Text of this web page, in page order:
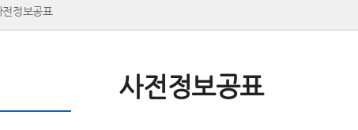
전정보공표
사전정보공표